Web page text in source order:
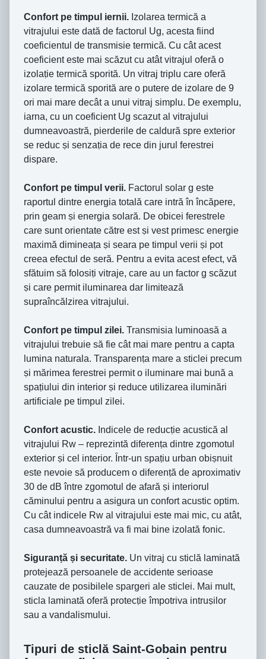
Confort pe timpul iernii. Izolarea termică a
vitrajului este dată de factorul Ug, acesta fiind
coeficientul de transmisie termică. Cu cât acest
coeficient este mai scăzut cu atât vitrajul oferă o
izolaṭie termică sporită. Un vitraj triplu care oferă
izolare termică sporită are o putere de izolare de 9
ori mai mare decât a unui vitraj simplu. De exemplu,
iarna, cu un coeficient Ug scazut al vitrajului
dumneavoastră, pierderile de caldură spre exterior
se reduc ṣi senzaṭia de rece din jurul ferestrei
dispare.
Confort pe timpul verii. Factorul solar g este
raportul dintre energia totală care intră în încăpere,
prin geam ṣi energia solară. De obicei ferestrele
care sunt orientate către est ṣi vest primesc energie
maximă dimineaṭa ṣi seara pe timpul verii ṣi pot
creea efectul de seră. Pentru a evita acest efect, vă
sfătuim să folosiṭi vitraje, care au un factor g scăzut
ṣi care permit iluminarea dar limitează
supraîncălzirea vitrajului.
Confort pe timpul zilei. Transmisia luminoasă a
vitrajului trebuie să fie cât mai mare pentru a capta
lumina naturala. Transparenṭa mare a sticlei precum
ṣi mărimea ferestrei permit o iluminare mai bună a
spaṭiului din interior ṣi reduce utilizarea iluminări
artificiale pe timpul zilei.
Confort acustic. Indicele de reducṭie acustică al
vitrajului Rw – reprezintă diferenṭa dintre zgomotul
exterior ṣi cel interior. Ȋntr-un spaṭiu urban obiṣnuit
este nevoie să producem o diferenṭă de aproximativ
30 de dB între zgomotul de afară ṣi interiorul
căminului pentru a asigura un confort acustic optim.
Cu cât indicele Rw al vitrajului este mai mic, cu atât,
casa dumneavoastră va fi mai bine izolată fonic.
Siguranṭă ṣi securitate. Un vitraj cu sticlă laminată
protejează persoanele de accidente serioase
cauzate de posibilele spargeri ale sticlei. Mai mult,
sticla laminată oferă protecṭie împotriva intruṣilor
sau a vandalismului.
Tipuri de sticlă Saint-Gobain pentru